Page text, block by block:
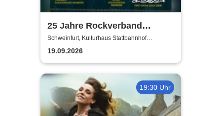
25 Jahre Rockverband
Schweinfurt e.V.
Schweinfurt, Kulturhaus Stattbahnhof
Schweinfurt
19.09.2026
19:30 Uhr